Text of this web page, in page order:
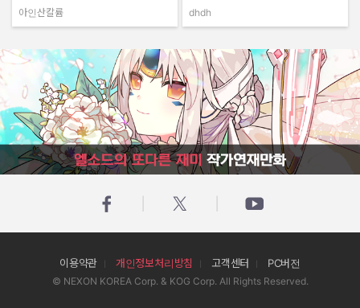
작성자:
아인산칼륨 dhdh
엘소드의 또다른 재미 작가연재만화
이용약관 개인정보처리방침 고객센터 PC버전
© NEXON KOREA Corp. & KOG Corp. All Rights Reserved.